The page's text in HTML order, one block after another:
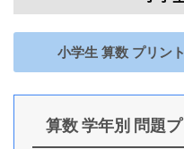
小学生 算数 プリント
算数 学年別 問題